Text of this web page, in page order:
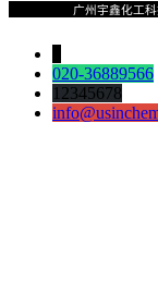
广州宇鑫化工
020-36889566
12345678